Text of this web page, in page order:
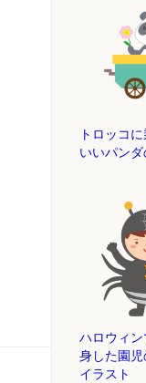
トロッコ
いいパンダ
ハロウィ
身した園
イラスト